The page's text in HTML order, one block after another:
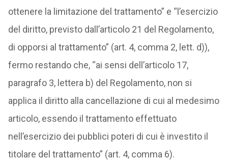
ottenere la limitazione del trattamento” e “l’esercizio
del diritto, previsto dall’articolo 21 del Regolamento,
di opporsi al trattamento” (art. 4, comma 2, lett. d)),
fermo restando che, “ai sensi dell’articolo 17,
paragrafo 3, lettera b) del Regolamento, non si
applica il diritto alla cancellazione di cui al medesimo
articolo, essendo il trattamento effettuato
nell’esercizio dei pubblici poteri di cui è investito il
titolare del trattamento” (art. 4, comma 6).